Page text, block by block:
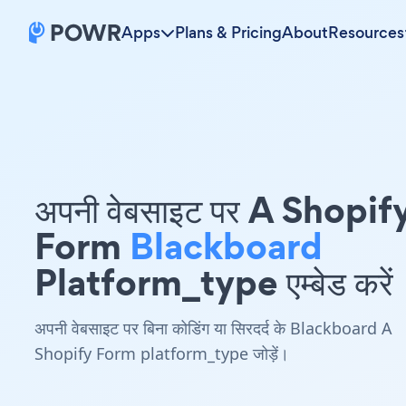
Apps Plans & PricingAboutResources
अपनी वेबसाइट पर A
Form Blackboard
Platform_type एम्बेड करें
अपनी वेबसाइट पर बिना कोडिंग या सिरदर्द के Blackboard A
Shopify Form platform_type जोड़ें।